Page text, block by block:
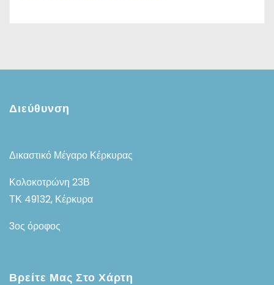
Διεύθυνση
Δικαστικό Μέγαρο Κέρκυρας
Κολοκοτρώνη 23Β
ΤΚ 49132, Κέρκυρα
3ος όροφος
Βρείτε Μας Στο Χάρτη